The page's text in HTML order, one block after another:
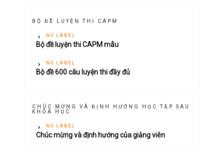
BỘ ĐỀ LUYỆN THI CAPM
NO LABEL
Bộ đề luyện thi CAPM mẫu
NO LABEL
Bộ đề 600 câu luyện thi đầy đủ
CHÚC MỪNG VÀ ĐỊNH HƯỚNG HỌC TẬP SAU
KHÓA HỌC
NO LABEL
Chúc mừng và định hướng của giảng viên